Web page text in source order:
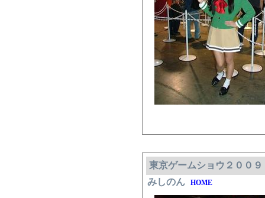
東京ゲームショウ２００９
みしのん
HOME